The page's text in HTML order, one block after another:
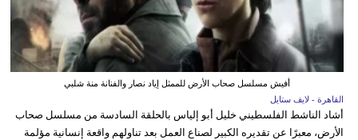
أفيش مسلسل صحاب الأرض للممثل إياد نصار والفنانة منة شلبي
القاهرة - لايف ستايل
أشاد الناشط الفلسطيني خليل أبو إلياس بالحلقة السادسة من مسلسل صحاب
الأرض، معبرًا عن تقديره الكبير لصناع العمل بعد تناولهم واقعة إنسانية مؤلمة